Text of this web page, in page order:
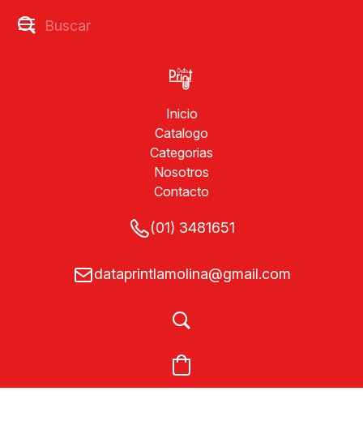
Inicio
Catalogo
Categorias
Nosotros
Contacto
(01) 3481651
dataprintlamolina@gmail.com